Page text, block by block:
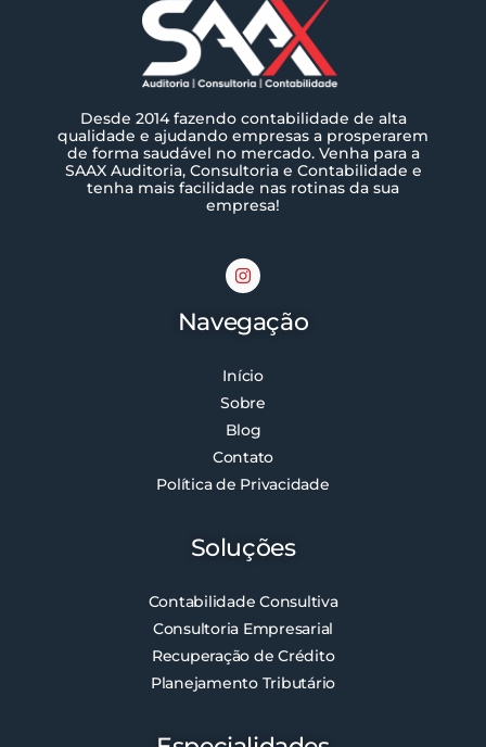
Desde 2014 fazendo contabilidade de alta
qualidade e ajudando empresas a prosperarem
de forma saudável no mercado. Venha para a
SAAX Auditoria, Consultoria e Contabilidade e
tenha mais facilidade nas rotinas da sua
empresa!
Navegação
Início
Sobre
Blog
Contato
Política de Privacidade
Soluções
Contabilidade Consultiva
Consultoria Empresarial
Recuperação de Crédito
Planejamento Tributário